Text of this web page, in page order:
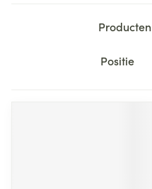
Producten
Sorteer op: